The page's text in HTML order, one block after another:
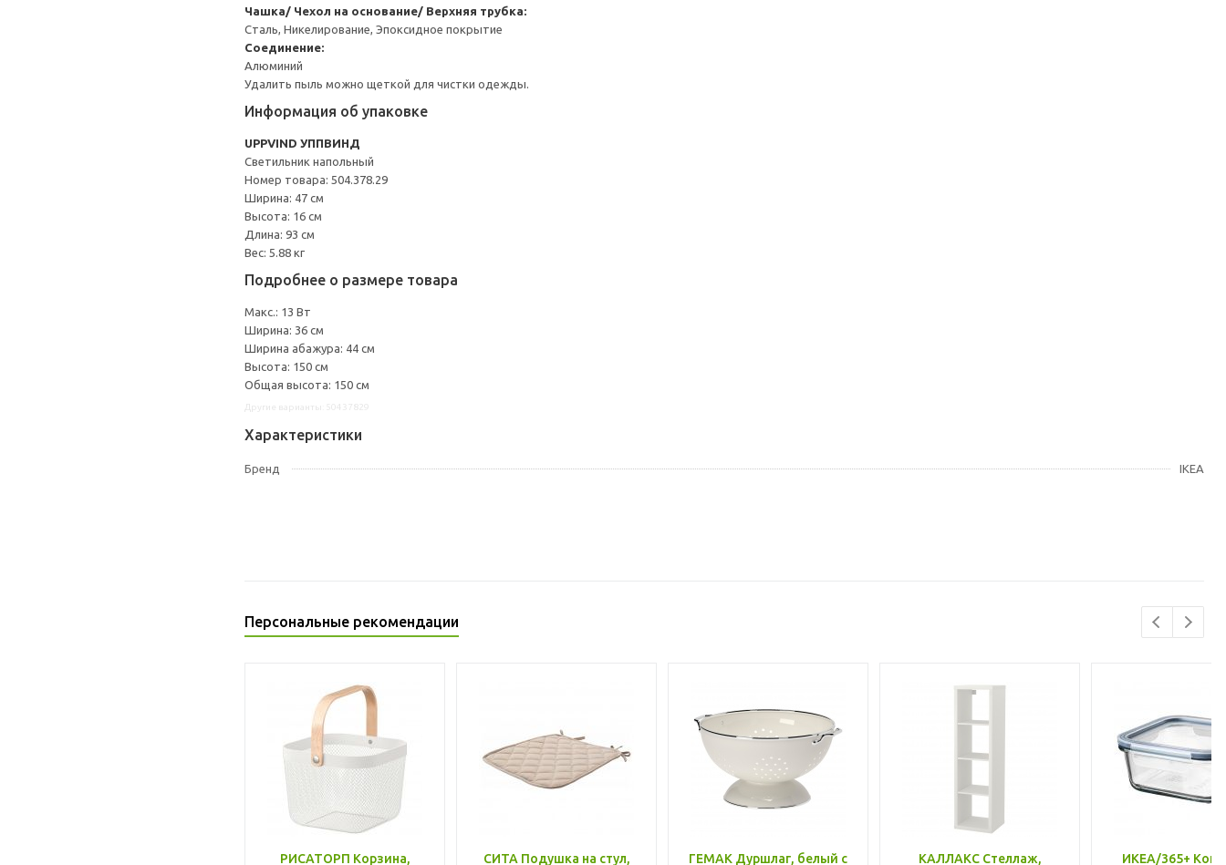
Чашка/ Чехол на основание/ Верхняя трубка:
Сталь, Никелирование, Эпоксидное покрытие
Соединение:
Алюминий
Удалить пыль можно щеткой для чистки одежды.
Информация об упаковке
UPPVIND УППВИНД
Светильник напольный
Номер товара: 504.378.29
Ширина: 47 см
Высота: 16 см
Длина: 93 см
Вес: 5.88 кг
Подробнее о размере товара
Макс.: 13 Вт
Ширина: 36 см
Ширина абажура: 44 см
Высота: 150 см
Общая высота: 150 см
Характеристики
Бренд IKEA
Персональные рекомендации
РИСАТОРП Корзина,
СИТА Подушка на стул,
ГЕМАК Дуршлаг, белый с
КАЛЛАКС Стеллаж,
ИКЕА/365+